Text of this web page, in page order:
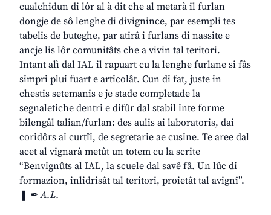
cualchidun di lôr al à dit che al metarà il furlan
dongje de sô lenghe di divignince, par esempli tes
tabelis de buteghe, par atirâ i furlans di nassite e
ancje lis lôr comunitâts che a vivin tal teritori.
Intant alì dal IAL il rapuart cu la lenghe furlane si fâs
simpri plui fuart e articolât. Cun di fat, juste in
chestis setemanis e je stade completade la
segnaletiche dentri e difûr dal stabil inte forme
bilengâl talian/furlan: des aulis ai laboratoris, dai
coridôrs ai curtîi, de segretarie ae cusine. Te aree dal
acet al vignarà metût un totem cu la scrite
“Benvignûts al IAL, la scuele dal savê fâ. Un lûc di
formazion, inlidrisât tal teritori, proietât tal avignî”.
✒ A.L.